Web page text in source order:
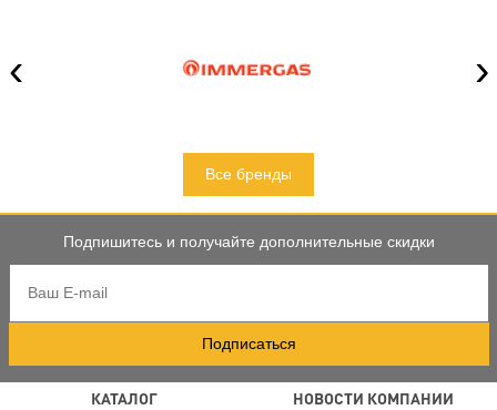
‹ ›
Все бренды
Подпишитесь и получайте дополнительные скидки
Подписаться
КАТАЛОГ
НОВОСТИ КОМПАНИИ